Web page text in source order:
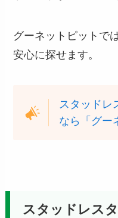
グーネットピットで
安心に探せます。
スタッドレ
なら「グー
スタッドレス